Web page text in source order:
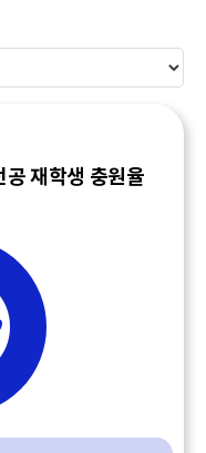
재학생 충원율